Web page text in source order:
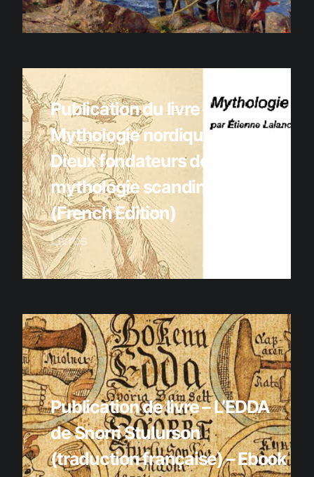
Publication du livre –
Mythologie nordique 101 : les
Dieux fondateurs de la
mythologie scandinave illustré
(French Edition)
Livres
Publication de livre – L’EDDA
de Snorri Stulurson
(traduction française) – Ebook